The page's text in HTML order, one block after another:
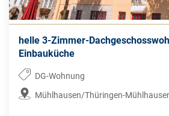
helle 3-Zimmer-
Einbauküche
DG-Wohnung
Mühlhausen/Thüringen-